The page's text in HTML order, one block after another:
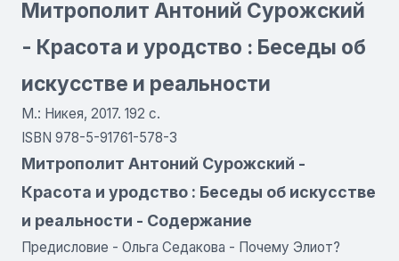
Митрополит Антоний Сурожский
- Красота и уродство : Беседы об
искусстве и реальности
М.: Никея, 2017. 192 с.
ISBN 978-5-91761-578-3
Митрополит Антоний Сурожский -
Красота и уродство : Беседы об искусстве
и реальности - Содержание
Предисловие - Ольга Седакова - Почему Элиот?